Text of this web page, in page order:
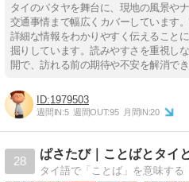
タイのパタヤを舞台に、現地の風景や
交通事情まで幅広くカバーしています
詳細な情報をわかりやすく伝えること
掘りしています。読みやすさを重視し
開で、訪れる前の期待や不安を解消で
1979503
週間IN:5 週間OUT:95 月間IN:20
28
ぱさたび｜ことばとタイ